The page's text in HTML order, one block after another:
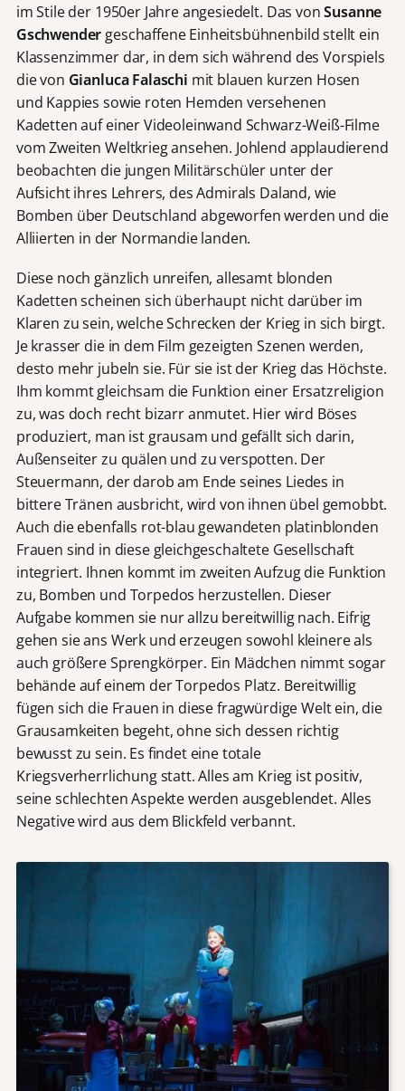
im Stile der 1950er Jahre angesiedelt. Das vonSusanne
Gschwender geschaffene Einheitsbühnenbild stellt ein
Klassenzimmer dar, in dem sich während des Vorspiels
die von Gianluca Falaschi mit blauen kurzen Hosen
und Kappies sowie roten Hemden versehenen
Kadetten auf einer Videoleinwand Schwarz-Weiß-Filme
vom Zweiten Weltkrieg ansehen. Johlend applaudierend
beobachten die jungen Militärschüler unter der
Aufsicht ihres Lehrers, des Admirals Daland, wie
Bomben über Deutschland abgeworfen werden und die
Alliierten in der Normandie landen.
Diese noch gänzlich unreifen, allesamt blonden
Kadetten scheinen sich überhaupt nicht darüber im
Klaren zu sein, welche Schrecken der Krieg in sich birgt.
Je krasser die in dem Film gezeigten Szenen werden,
desto mehr jubeln sie. Für sie ist der Krieg das Höchste.
Ihm kommt gleichsam die Funktion einer Ersatzreligion
zu, was doch recht bizarr anmutet. Hier wird Böses
produziert, man ist grausam und gefällt sich darin,
Außenseiter zu quälen und zu verspotten. Der
Steuermann, der darob am Ende seines Liedes in
bittere Tränen ausbricht, wird von ihnen übel gemobbt.
Auch die ebenfalls rot-blau gewandeten platinblonden
Frauen sind in diese gleichgeschaltete Gesellschaft
integriert. Ihnen kommt im zweiten Aufzug die Funktion
zu, Bomben und Torpedos herzustellen. Dieser
Aufgabe kommen sie nur allzu bereitwillig nach. Eifrig
gehen sie ans Werk und erzeugen sowohl kleinere als
auch größere Sprengkörper. Ein Mädchen nimmt sogar
behände auf einem der Torpedos Platz. Bereitwillig
fügen sich die Frauen in diese fragwürdige Welt ein, die
Grausamkeiten begeht, ohne sich dessen richtig
bewusst zu sein. Es findet eine totale
Kriegsverherrlichung statt. Alles am Krieg ist positiv,
seine schlechten Aspekte werden ausgeblendet. Alles
Negative wird aus dem Blickfeld verbannt.